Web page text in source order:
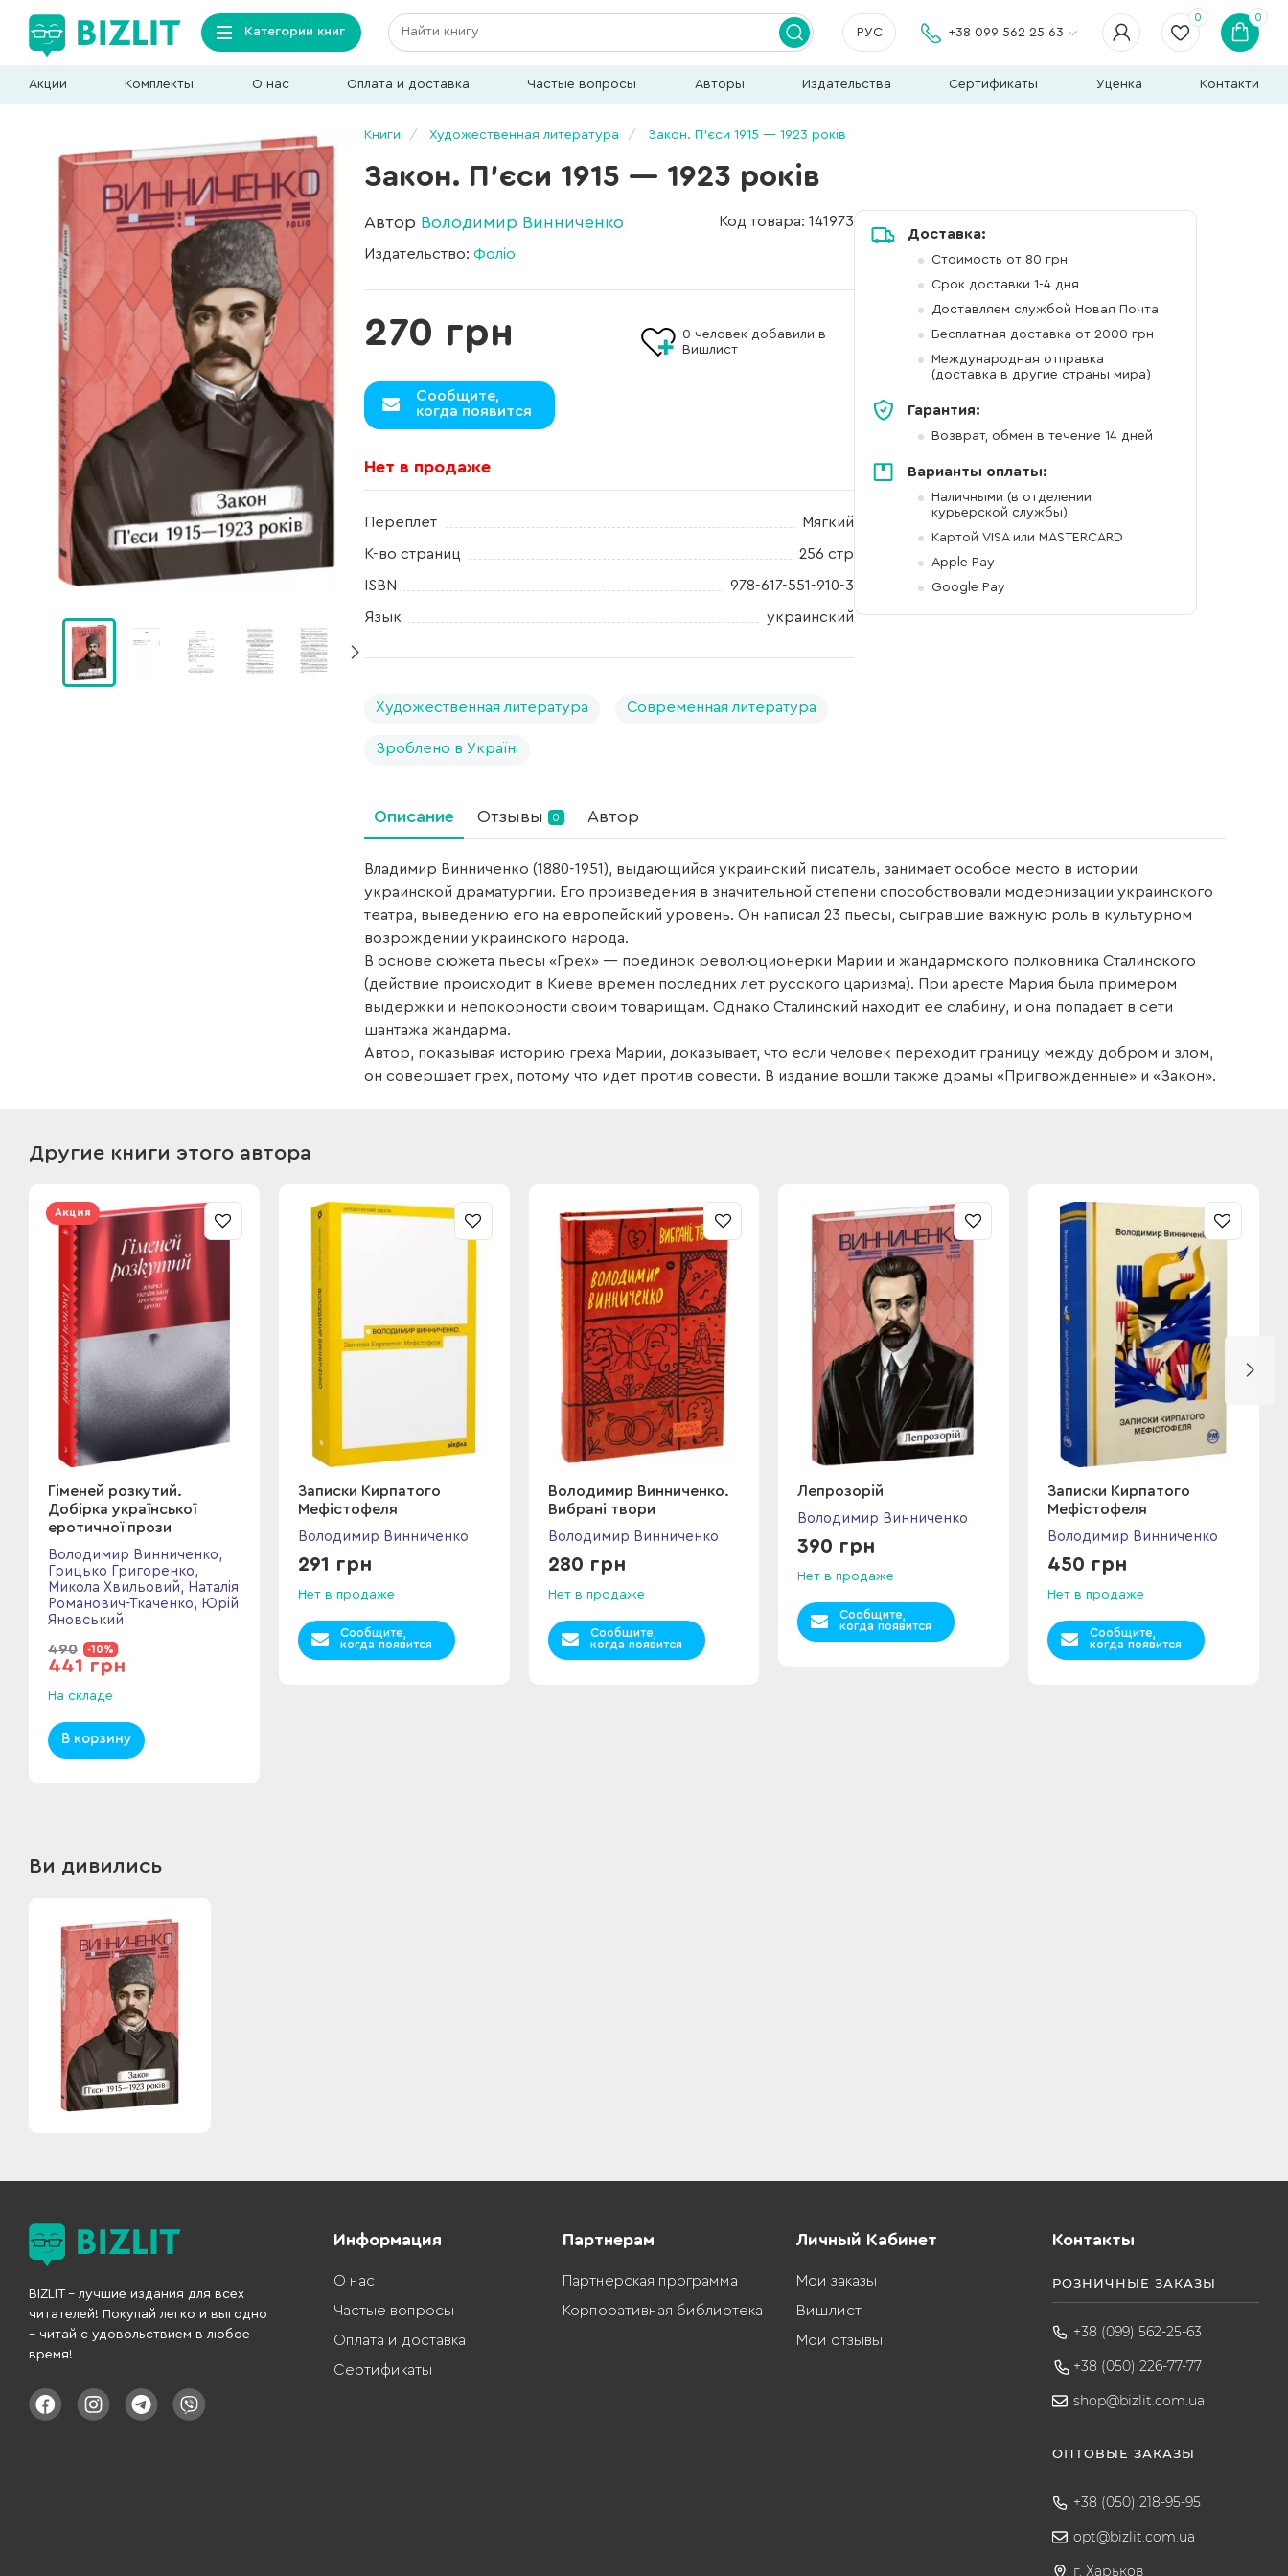
Категории книг РУС +38 099 562 25 63
0 0
Акции Комплекты О нас Оплата и доставка Частые вопросы Авторы Издательства Сертификаты Уценка Контакти
Книги Художественная литература Закон. П’єси 1915 — 1923 років
Закон. П’єси 1915 — 1923 років
Автор Володимир Винниченко
Издательство: Фоліо
Код товара: 141973
270 грн
Сообщите,
когда появится
0 человек добавили в
Вишлист
Нет в продаже
Переплет Мягкий
К-во страниц 256 стр
ISBN 978-617-551-910-3
Язык украинский
Художественная литература Современная литература
Зроблено в Україні
Доставка:
Стоимость от 80 грн
Срок доставки 1-4 дня
Доставляем службой Новая Почта
Бесплатная доставка от 2000 грн
Международная отправка
(доставка в другие страны мира)
Гарантия:
Возврат, обмен в течение 14 дней
Варианты оплаты:
Наличными (в отделении
курьерской службы)
Картой VISA или MASTERCARD
Apple Pay
Google Pay
Описание Отзывы 0 Автор
Владимир Винниченко (1880-1951), выдающийся украинский писатель, занимает особое место в истории
украинской драматургии. Его произведения в значительной степени способствовали модернизации украинского
театра, выведению его на европейский уровень. Он написал 23 пьесы, сыгравшие важную роль в культурном
возрождении украинского народа.
В основе сюжета пьесы «Грех» — поединок революционерки Марии и жандармского полковника Сталинского
(действие происходит в Киеве времен последних лет русского царизма). При аресте Мария была примером
выдержки и непокорности своим товарищам. Однако Сталинский находит ее слабину, и она попадает в сети
шантажа жандарма.
Автор, показывая историю греха Марии, доказывает, что если человек переходит границу между добром и злом,
он совершает грех, потому что идет против совести. В издание вошли также драмы «Пригвожденные» и «Закон».
Другие книги этого автора
Акция
Гіменей розкутий.
Добірка української
еротичної прози
Володимир Винниченко,
Грицько Григоренко,
Микола Хвильовий, Наталія
Романович-Ткаченко, Юрій
Яновський
490 -10%
441 грн
На складе
В корзину
Записки Кирпатого
Мефістофеля
Володимир Винниченко
291 грн
Нет в продаже
Сообщите,
когда появится
Володимир Винниченко.
Вибрані твори
Володимир Винниченко
280 грн
Нет в продаже
Сообщите,
когда появится
Лепрозорій
Володимир Винниченко
390 грн
Нет в продаже
Сообщите,
когда появится
Записки Кирпатого
Мефістофеля
Володимир Винниченко
450 грн
Нет в продаже
Сообщите,
когда появится
Ви дивились
BIZLIT – лучшие издания для всех
читателей! Покупай легко и выгодно
– читай с удовольствием в любое
время!
Информация
О нас
Частые вопросы
Оплата и доставка
Сертификаты
Партнерам
Партнерская программа
Корпоративная библиотека
Личный Кабинет
Мои заказы
Вишлист
Мои отзывы
Контакты
РОЗНИЧНЫЕ ЗАКАЗЫ
+38 (099) 562-25-63
+38 (050) 226-77-77
shop@bizlit.com.ua
ОПТОВЫЕ ЗАКАЗЫ
+38 (050) 218-95-95
opt@bizlit.com.ua
г. Харьков